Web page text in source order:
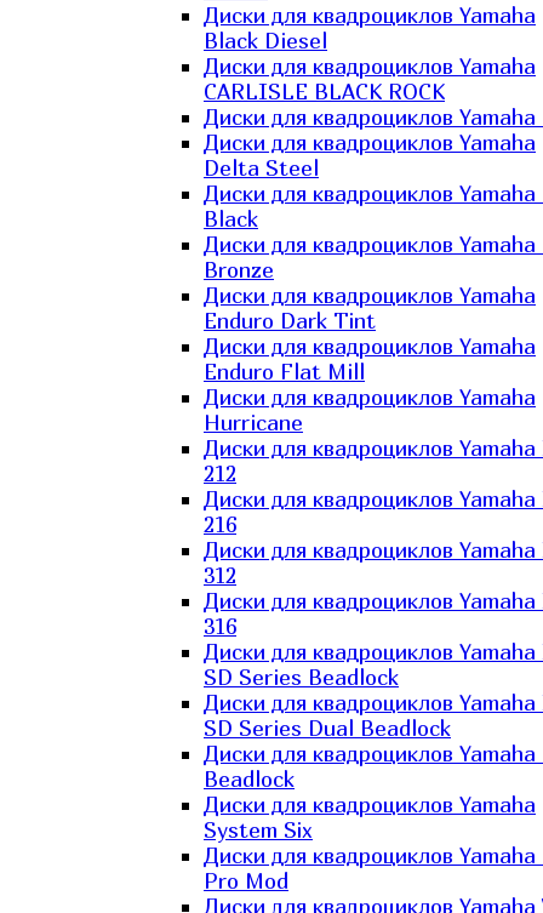
Диски для квадроциклов Yamaha
Black Diesel
Диски для квадроциклов Yamaha
CARLISLE BLACK ROCK
Диски для квадроциклов Yamaha
Диски для квадроциклов Yamaha
Delta Steel
Диски для квадроциклов
Black
Диски для квадроциклов
Bronze
Диски для квадроциклов Yamaha
Enduro Dark Tint
Диски для квадроциклов Yamaha
Enduro Flat Mill
Диски для квадроциклов Yamaha
Hurricane
Диски для квадроциклов
212
Диски для квадроциклов
216
Диски для квадроциклов
312
Диски для квадроциклов
316
Диски для квадроциклов
SD Series Beadlock
Диски для квадроциклов
SD Series Dual Beadlock
Диски для квадроциклов Yamaha
Beadlock
Диски для квадроциклов Yamaha
System Six
Диски для квадроциклов Yamaha
Pro Mod
Диски для квадроциклов Yamaha